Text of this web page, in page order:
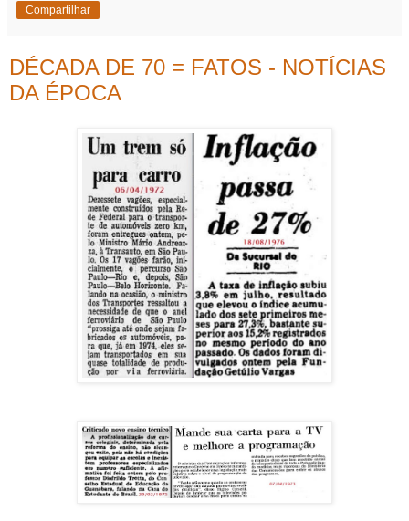
Compartilhar
DÉCADA DE 70 = FATOS - NOTÍCIAS
DA ÉPOCA